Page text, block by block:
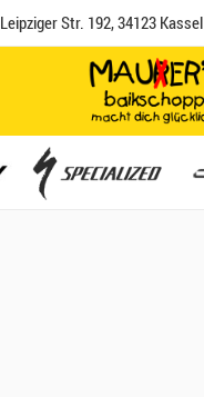
Leipziger Str. 192, 34123 Kassel